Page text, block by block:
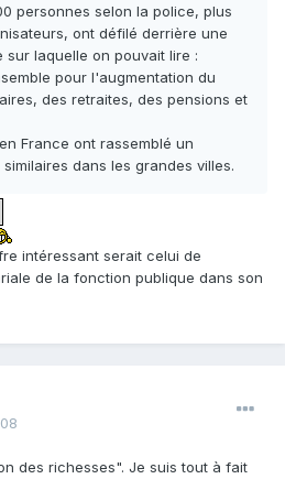
personnes selon la police, plus
ont défilé derrière une
laquelle on pouvait lire :
pour l'augmentation du
des retraites, des pensions et
France ont rassemblé un
dans les grandes villes.
intéressant serait celui de
de la fonction publique dans son
des richesses". Je suis tout à fait